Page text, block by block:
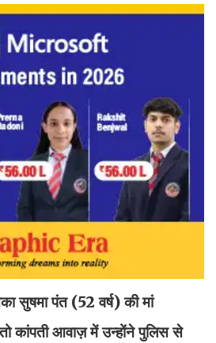
सुषमा पंत (52 वर्ष) की मां
तो कांपती आवाज़ में उन्होंने पुलिस से